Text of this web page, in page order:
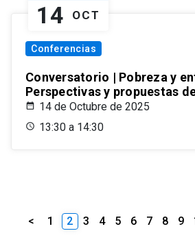
14 OCT
Conferencias
Conversatorio | Pobreza y
Perspectivas y propuestas
14 de Octubre de 2025
13:30 a 14:30
< 1 2 3 4 5 6 7 8 9